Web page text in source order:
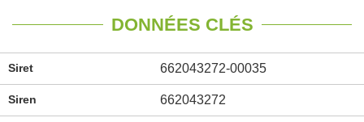
DONNÉES CLÉS
Siret 662043272-00035
Siren 662043272